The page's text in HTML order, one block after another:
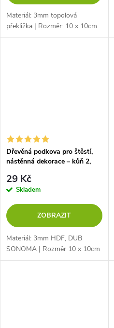
Materiál: 3mm topolová
překližka | Rozměr: 10 x 10cm
Dřevěná podkova pro štěstí,
nástěnná dekorace – kůň 2,
29 Kč
Skladem
ZOBRAZIT
Materiál: 3mm HDF, DUB
SONOMA | Rozměr 10 x 10cm